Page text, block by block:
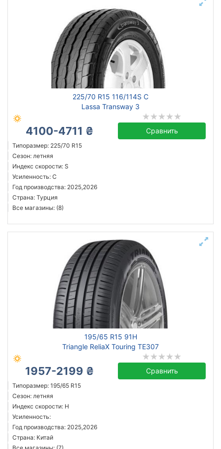
225/70 R15 116/114S C
Lassa Transway 3
4100-4711 ₴ Сравнить
Типоразмер: 225/70 R15
Сезон: летняя
Индекс скорости: S
Усиленность: C
Год производства: 2025,2026
Страна: Турция
Все магазины: (8)
195/65 R15 91H
Triangle ReliaX Touring TE307
1957-2199 ₴ Сравнить
Типоразмер: 195/65 R15
Сезон: летняя
Индекс скорости: H
Усиленность:
Год производства: 2025,2026
Страна: Китай